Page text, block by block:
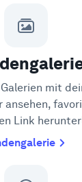
mit
ansehen,
Link